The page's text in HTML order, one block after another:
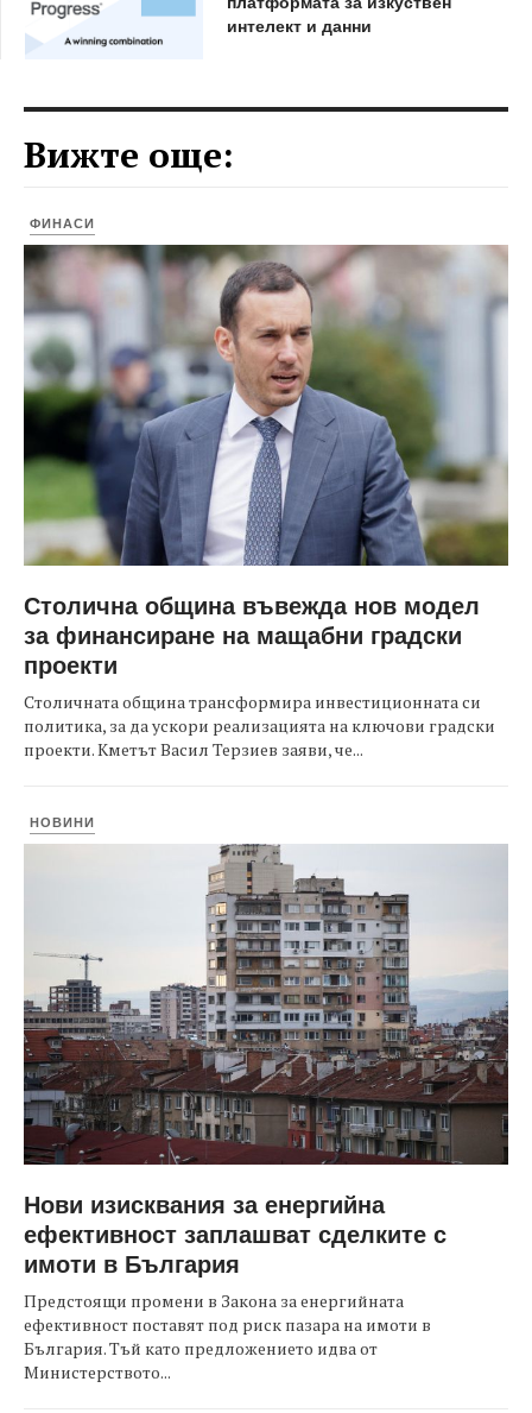
интелект и данни
Вижте още:
ФИНАСИ
Столична община въвежда нов модел
за финансиране на мащабни градски
проекти
Столичната община трансформира инвестиционната си
политика, за да ускори реализацията на ключови градски
проекти. Кметът Васил Терзиев заяви, че...
НОВИНИ
Нови изисквания за енергийна
ефективност заплашват сделките с
имоти в България
Предстоящи промени в Закона за енергийната
ефективност поставят под риск пазара на имоти в
България. Тъй като предложението идва от
Министерството...